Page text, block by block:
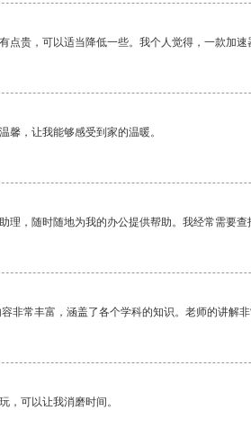
点贵，可以适当降低一些。我个人觉得，一款加速
馨，让我能够感受到家的温暖。
理，随时随地为我的办公提供帮助。我经常需要
非常丰富，涵盖了各个学科的知识。老师的讲解
，可以让我消磨时间。